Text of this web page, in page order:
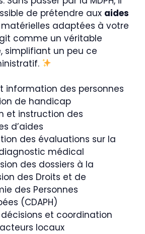
de prétendre aux aides
adaptées à votre
comme un véritable
simplifiant un peu ce
information des personnes
de handicap
et instruction des
d’aides
des évaluations sur la
médical
des dossiers à la
des Droits et de
des Personnes
(CDAPH)
décisions et coordination
locaux